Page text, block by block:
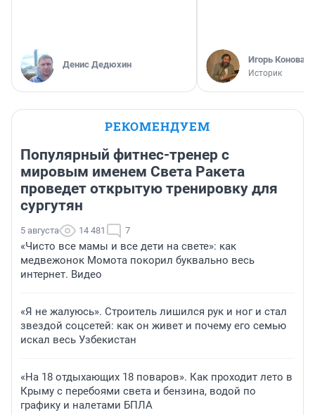
Денис Дедюхин Игорь
Историк
РЕКОМЕНДУЕМ
Популярный фитнес-тренер с
мировым именем Света Ракета
проведет открытую тренировку для
сургутян
5 августа 14 481 7
«Чисто все мамы и все дети на свете»: как
медвежонок Момота покорил буквально весь
интернет. Видео
«Я не жалуюсь». Строитель лишился рук и ног и стал
звездой соцсетей: как он живет и почему его семью
искал весь Узбекистан
«На 18 отдыхающих 18 поваров». Как проходит лето в
Крыму с перебоями света и бензина, водой по
графику и налетами БПЛА